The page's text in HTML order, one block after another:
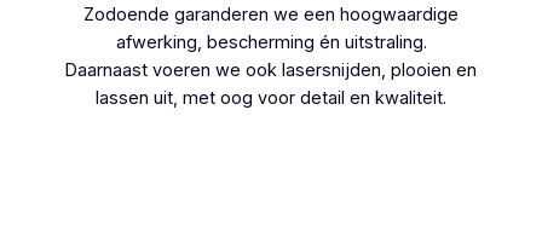
Zodoende garanderen we een hoogwaardige
afwerking, bescherming én uitstraling.
Daarnaast voeren we ook lasersnijden, plooien en
lassen uit, met oog voor detail en kwaliteit.